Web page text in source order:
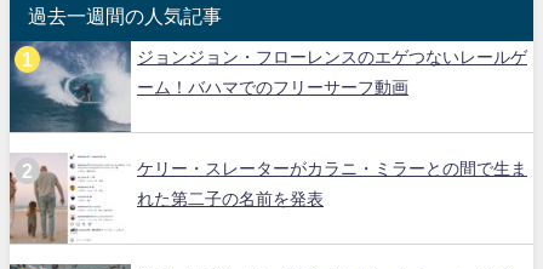
過去一週間の人気記事
ジョンジョン・フローレンスのエゲつないレールゲ
ーム！バハマでのフリーサーフ動画
ケリー・スレーターがカラニ・ミラーとの間で生ま
れた第二子の名前を発表